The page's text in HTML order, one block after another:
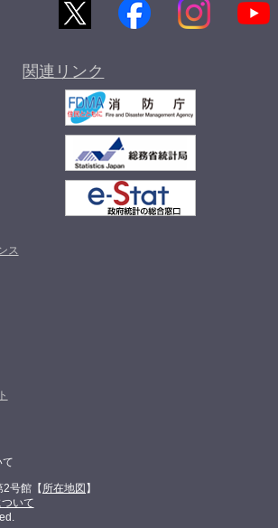
ス
関連リンク
て
号館【 所在地図 】
いて